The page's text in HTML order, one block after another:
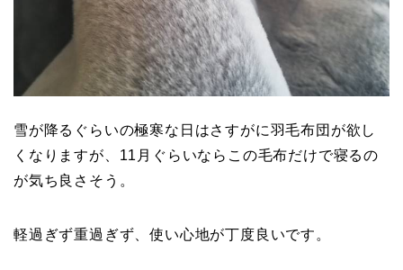
雪が降るぐらいの極寒な日はさすがに羽毛布団が欲し
くなりますが、11月ぐらいならこの毛布だけで寝るの
が気ち良さそう。
軽過ぎず重過ぎず、使い心地が丁度良いです。